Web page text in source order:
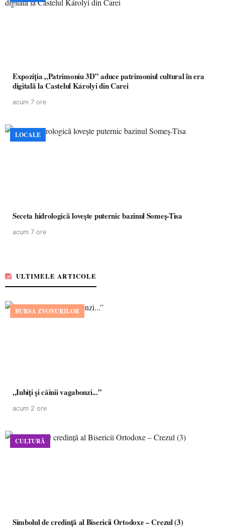
Expoziția „Patrimoniu 3D” aduce patrimoniul cultural în era
digitală la Castelul Károlyi din Carei
acum 7 ore
LOCALE
Seceta hidrologică lovește puternic bazinul Someș-Tisa
acum 7 ore
ULTIMELE ARTICOLE
BURSA ZVONURILOR
,,Iubiți și câinii vagabonzi...”
acum 2 ore
CULTURĂ
Simbolul de credinţă al Bisericii Ortodoxe – Crezul (3)